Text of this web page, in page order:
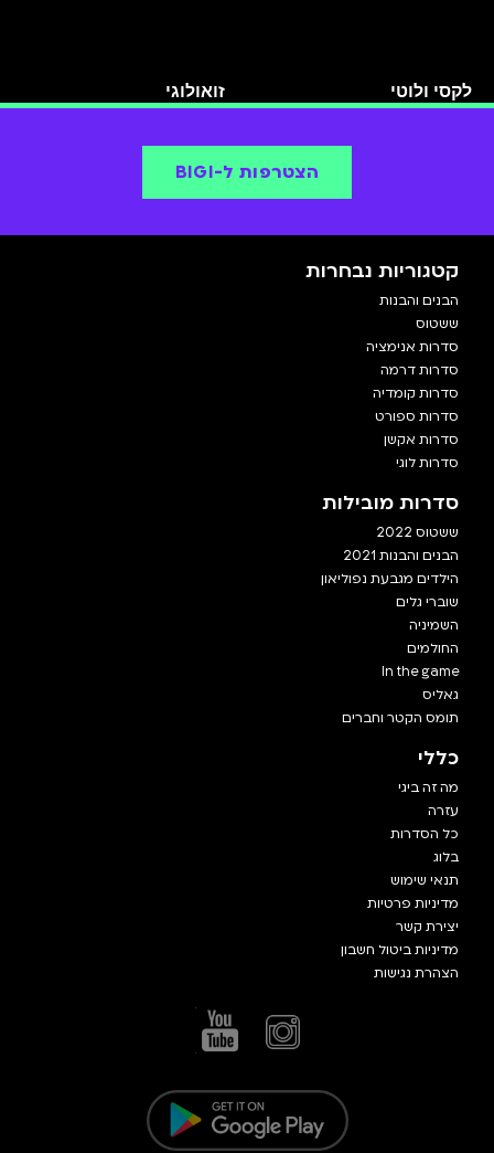
לקסי ולוטי זואולוגי
הצטרפות ל-BIGI
קטגוריות נבחרות
הבנים והבנות
ששטוס
סדרות אנימציה
סדרות דרמה
סדרות קומדיה
סדרות ספורט
סדרות אקשן
סדרות לוגי
סדרות מובילות
ששטוס 2022
הבנים והבנות 2021
הילדים מגבעת נפוליאון
שוברי גלים
השמיניה
החולמים
In the game
גאליס
תומס הקטר וחברים
כללי
מה זה ביגי
עזרה
כל הסדרות
בלוג
תנאי שימוש
מדיניות פרטיות
יצירת קשר
מדיניות ביטול חשבון
הצהרת נגישות